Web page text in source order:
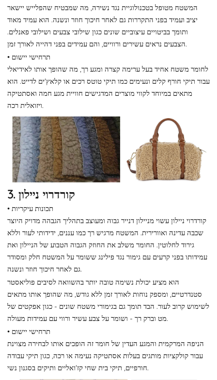
המשטח מטופל בטכנולוגיית נגד נשירה, מה שמבטיח שהפלייש יישאר
יציב ועמיד בפני התקררות גם לאחר חיכוך חוזר ונשנה. הוא עמיד מאוד
ותומך בביטויים עיצוביים שונים כגון שילובי צבעים ושילובי פאנלים.
הצבעים נראים עשירים ורוויים, והם עמידים בפני דהייה לאורך זמן.
• תרחישי יישום
לחומר משטח אחיד בעל ערימה קצרה ומגע רך, מה שהופך אותו לאידיאלי
עבור תיקי חורף קלים ונעימים כמו תיקי טוטס רכים או קלאץ'ים לדייט. הוא
מתאים במיוחד לקווי מוצרים המדגישים חוויית מגע חמה ואסתטיקה
ויזואלית רכה.
3. קורדרוי ניילון
• תכונות עיקריות
קורדרוי ניילון עשוי מניילון דנייר גבוה ומעוצב בתהליך הגבהה מדויק היוצר
שכבה עדינה ואוורירית. המשטח מרגיש רך כמו עננים, ידידותי לעור וללא
גירוד לחלוטין. החומר משלב את החוזק הגבוה הטבוע של הניילון ואת
עמידותו בפני קרעים עם גימור נגד פילינג ששומר על המשטח חלק ומסודר
גם לאחר חיכוך חוזר ונשנה.
הוא מציע יכולת נשימה טובה יותר בהשוואה לסיבים פוליאסטר
סטנדרטיים, ומספק נוחות לאורך זמן ללא גודש, מה שהופך אותו מתאים
לשימוש קרוב לעור. הבד תומך גם בגימורי משטח שונים - כגון אפקטים של
מט וברק רך - ושומר על צבע עשיר ורווי עם עמידות מעולה.
• תרחישי יישום
הניפה המרקמית והמגע העדין של חומר זה הופכים אותו לבחירה מצוינת
עבור קולקציות מותגים בעלות אסתטיקה נעימה או רכה, כגון תיקי עבודה
חורפיים, תיקי בית שחי קז'ואליים ותיקים בסגנון נשי.